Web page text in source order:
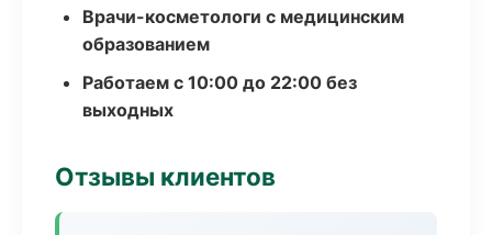
Врачи-косметологи с медицинским
образованием
Работаем с 10:00 до 22:00 без
выходных
Отзывы клиентов